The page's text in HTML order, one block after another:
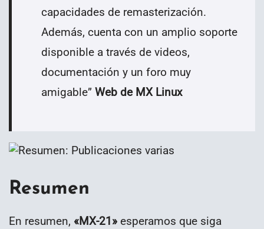
capacidades de remasterización.
Además, cuenta con un amplio soporte
disponible a través de videos,
documentación y un foro muy
amigable” Web de MX Linux
Resumen
En resumen, «MX-21» esperamos que siga